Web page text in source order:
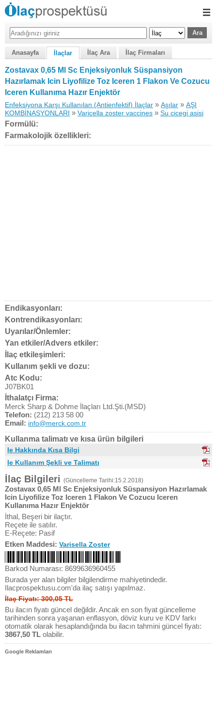
Anasayfa İlaçlar İlaç Ara İlaç Firmaları
Zostavax 0,65 Ml Sc Enjeksiyonluk Süspansiyon
Hazırlamak Icin Liyofilize Toz Iceren 1 Flakon Ve Cozucu
Iceren Kullanıma Hazır Enjektör
Enfeksiyona Karşı Kullanılan (Antienfektif) İlaçlar » Aşılar » AŞI
KOMBİNASYONLARI » Varicella zoster vaccines » Su cicegi asisi
Formülü:
Farmakolojik özellikleri:
Endikasyonları:
Kontrendikasyonları:
Uyarılar/Önlemler:
Yan etkiler/Advers etkiler:
İlaç etkileşimleri:
Kullanım şekli ve dozu:
Atc Kodu:
J07BK01
İthalatçı Firma:
Merck Sharp & Dohme İlaçları Ltd.Şti.(MSD)
Telefon: (212) 213 58 00
Email: info@merck.com.tr
Kullanma talimatı ve kısa ürün bilgileri
Ie Hakkında Kısa Bilgi
Ie Kullanım Şekli ve Talimatı
İlaç Bilgileri (Güncelleme Tarihi:15.2.2018)
Zostavax 0,65 Ml Sc Enjeksiyonluk Süspansiyon Hazırlamak
Icin Liyofilize Toz Iceren 1 Flakon Ve Cozucu Iceren
Kullanıma Hazır Enjektör
İthal, Beşeri bir ilaçtır.
Reçete ile satılır.
E-Reçete: Pasif
Etken Maddesi: Varisella Zoster
Barkod Numarası: 8699636960455
Burada yer alan bilgiler bilgilendirme mahiyetindedir.
Ilacprospektusu.com'da ilaç satışı yapılmaz.
İlaç Fiyatı: 300,05 TL
Bu ilacın fiyatı güncel değildir. Ancak en son fiyat güncelleme
tarihinden sonra yaşanan enflasyon, döviz kuru ve KDV farkı
otomatik olarak hesaplandığında bu ilacın tahmini güncel fiyatı:
3867,50 TL olabilir.
Google Reklamları